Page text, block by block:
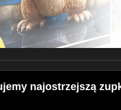
najostrzejszą